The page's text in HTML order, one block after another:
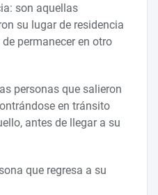
son aquellas
su lugar de residencia
permanecer en otro
personas que salieron
en tránsito
antes de llegar a su
que regresa a su